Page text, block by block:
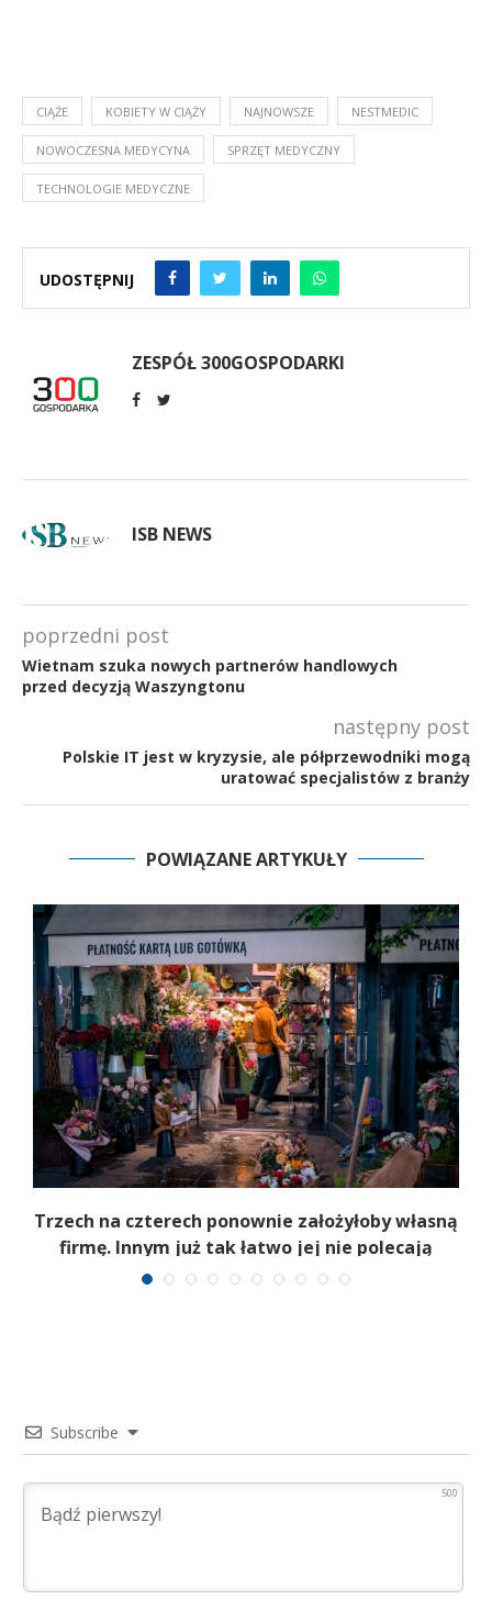
CIĄŻE KOBIETY W CIĄŻY NAJNOWSZE NESTMEDIC
NOWOCZESNA MEDYCYNA SPRZĘT MEDYCZNY
TECHNOLOGIE MEDYCZNE
UDOSTĘPNIJ
ZESPÓŁ 300GOSPODARKI
ISB NEWS
poprzedni post
Wietnam szuka nowych partnerów handlowych
przed decyzją Waszyngtonu
następny post
Polskie IT jest w kryzysie, ale półprzewodniki mogą
uratować specjalistów z branży
POWIĄZANE ARTYKUŁY
Trzech na czterech ponownie założyłoby własną
firmę. Innym już tak łatwo jej nie polecają
Subscribe
500